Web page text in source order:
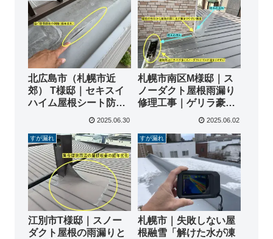
北広島市（札幌市近
郊） T様邸｜セキスイ
ハイム屋根シート防水
リフォーム工事｜雨漏
2025.06.30
札幌市南区M様邸｜ス
ノーダクト屋根雨漏り
修理工事｜ゲリラ豪雨
2025.06.02
すが漏れ
江別市T様邸｜スノー
ダクト屋根の雨漏りと
すが漏れ
札幌市｜失敗しない屋
根融雪「解けた水が凍